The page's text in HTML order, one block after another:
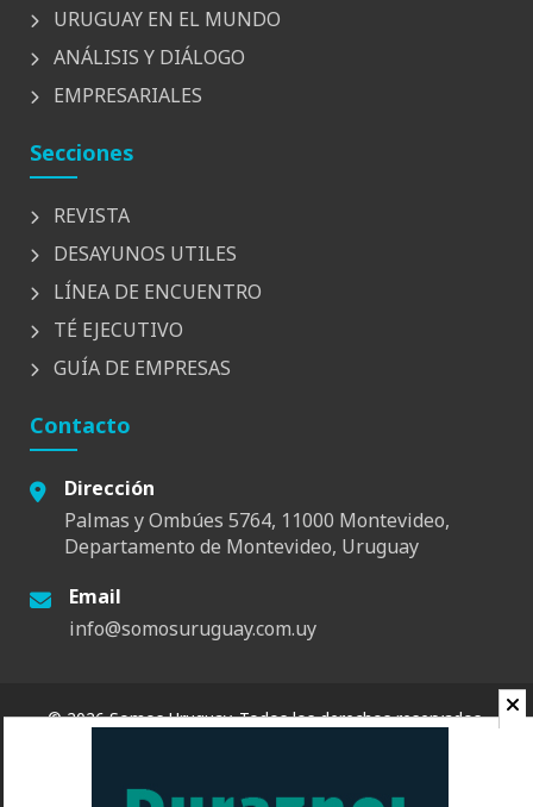
URUGUAY EN EL MUNDO
ANÁLISIS Y DIÁLOGO
EMPRESARIALES
Secciones
REVISTA
DESAYUNOS UTILES
LÍNEA DE ENCUENTRO
TÉ EJECUTIVO
GUÍA DE EMPRESAS
Contacto
Dirección
Palmas y Ombúes 5764, 11000 Montevideo,
Departamento de Montevideo, Uruguay
Email
info@somosuruguay.com.uy
© 2026 Somos Uruguay. Todos los derechos reservados.